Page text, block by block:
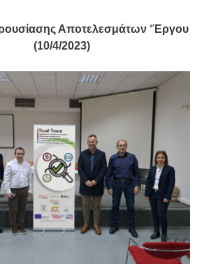
Αποτελεσμάτων ‘Έργου
(10/4/2023)